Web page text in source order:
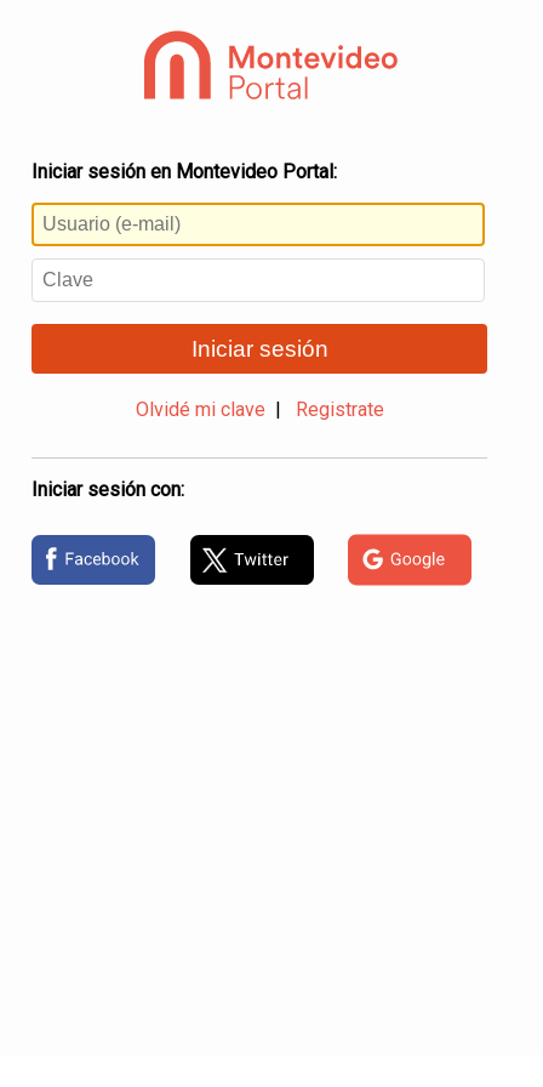
Iniciar sesión en Montevideo Portal:
Iniciar sesión
Olvidé mi clave Registrate
Iniciar sesión con: